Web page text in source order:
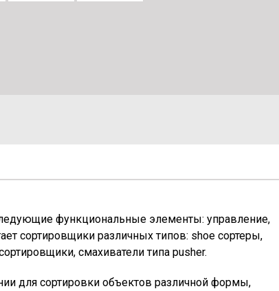
функциональные элементы: управление,
сортировщики различных типов: shoe сортеры,
смахиватели типа pusher.
для сортировки объектов различной формы,